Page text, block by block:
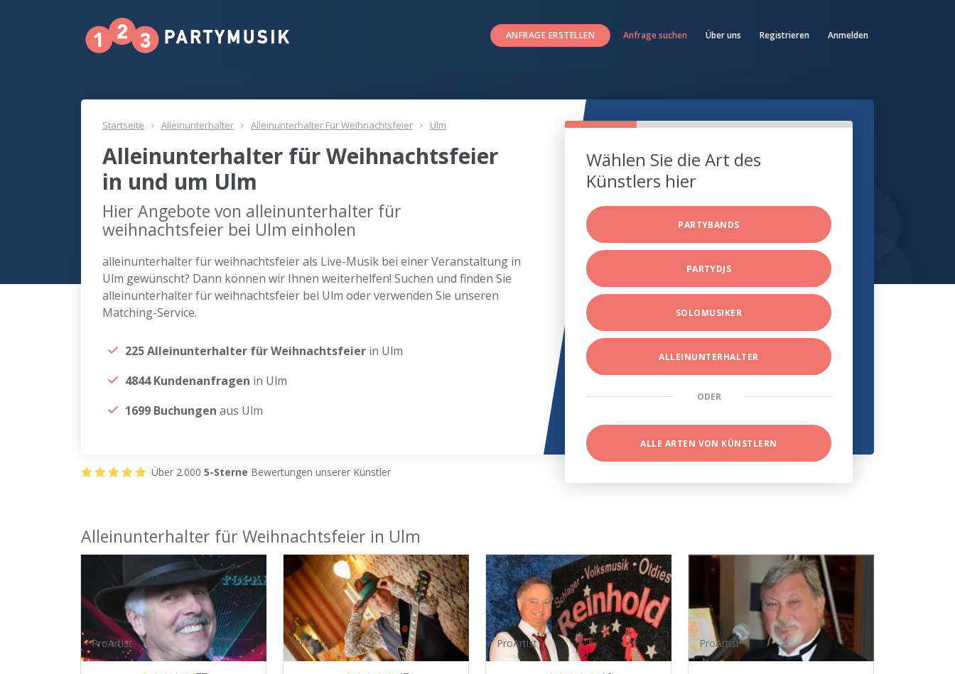
ANFRAGE ERSTELLEN Anfrage suchen Über uns Registrieren Anmelden
Startseite Alleinunterhalter Alleinunterhalter Für Weihnachtsfeier Ulm
Alleinunterhalter für Weihnachtsfeier
in und um Ulm
Hier Angebote von alleinunterhalter für
weihnachtsfeier bei Ulm einholen
alleinunterhalter für weihnachtsfeier als Live-Musik bei einer Veranstaltung in
Ulm gewünscht? Dann können wir Ihnen weiterhelfen! Suchen und finden Sie
alleinunterhalter für weihnachtsfeier bei Ulm oder verwenden Sie unseren
Matching-Service.
225 Alleinunterhalter für Weihnachtsfeier in Ulm
4844 Kundenanfragen in Ulm
1699 Buchungen aus Ulm
Wählen Sie die Art des
Künstlers hier
PARTYBANDS
PARTYDJS
SOLOMUSIKER
ALLEINUNTERHALTER
ODER
ALLE ARTEN VON KÜNSTLERN
Über 2.000 5-Sterne Bewertungen unserer Künstler
Alleinunterhalter für Weihnachtsfeier in Ulm
ProArtist ProArtist ProArtist ProArtist